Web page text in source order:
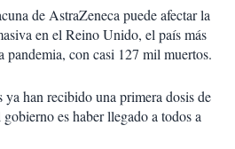
de AstraZeneca puede afectar la
en el Reino Unido, el país más
pandemia, con casi 127 mil muertos.
ya han recibido una primera dosis de
es haber llegado a todos a